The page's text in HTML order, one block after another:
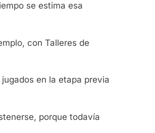
se estima esa
con Talleres de
en la etapa previa
porque todavía